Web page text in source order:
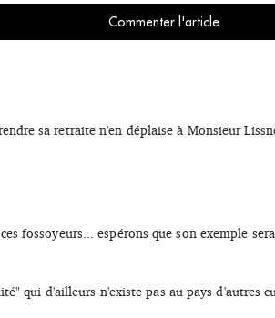
Commenter l'article
sa retraite n'en déplaise à Monsieur
fossoyeurs... espérons que son exemple sera
qui d'ailleurs n'existe pas au pays d'autres